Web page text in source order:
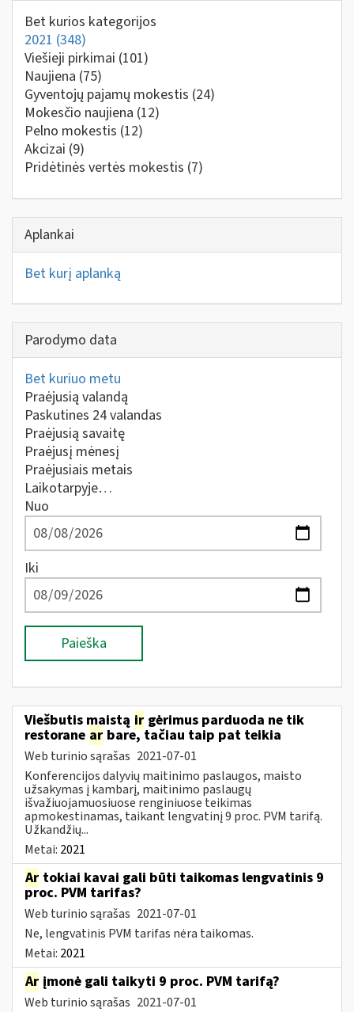
Bet kurios kategorijos
2021 (348)
Viešieji pirkimai (101)
Naujiena (75)
Gyventojų pajamų mokestis (24)
Mokesčio naujiena (12)
Pelno mokestis (12)
Akcizai (9)
Pridėtinės vertės mokestis (7)
Aplankai
Bet kurį aplanką
Parodymo data
Bet kuriuo metu
Praėjusią valandą
Paskutines 24 valandas
Praėjusią savaitę
Praėjusį mėnesį
Praėjusiais metais
Laikotarpyje…
Nuo
Iki
Paieška
Viešbutis maistą ir gėrimus parduoda ne tik
restorane ar bare, tačiau taip pat teikia
Web turinio sąrašas 2021-07-01
Konferencijos dalyvių maitinimo paslaugos, maisto
užsakymas į kambarį, maitinimo paslaugų
išvažiuojamuosiuose renginiuose teikimas
apmokestinamas, taikant lengvatinį 9 proc. PVM tarifą.
Užkandžių...
Metai: 2021
Ar tokiai kavai gali būti taikomas lengvatinis 9
proc. PVM tarifas?
Web turinio sąrašas 2021-07-01
Ne, lengvatinis PVM tarifas nėra taikomas.
Metai: 2021
Ar įmonė gali taikyti 9 proc. PVM tarifą?
Web turinio sąrašas 2021-07-01